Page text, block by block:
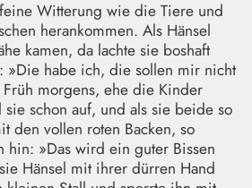
Witterung wie die Tiere und
herankommen. Als Hänsel
kamen, da lachte sie boshaft
»Die habe ich, die sollen mir nicht
morgens, ehe die Kinder
sie schon auf, und als sie beide so
den vollen roten Backen, so
hin: »Das wird ein guter Bissen
Hänsel mit ihrer dürren Hand